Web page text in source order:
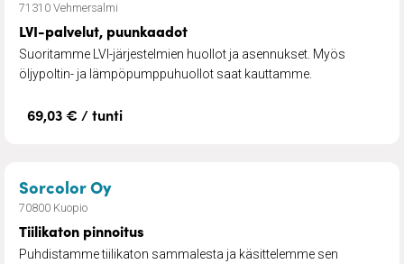
71310 Vehmersalmi
LVI-palvelut, puunkaadot
Suoritamme LVI-järjestelmien huollot ja asennukset. Myös
öljypoltin- ja lämpöpumppuhuollot saat kauttamme.
69,03 € / tunti
Sorcolor Oy– Tiilikaton pinnoitus
70800 Kuopio
Tiilikaton pinnoitus
Puhdistamme tiilikaton sammalesta ja käsittelemme sen